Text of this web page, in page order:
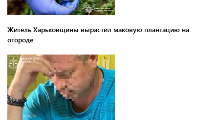
Житель Харьковщины вырастил маковую плантацию на
огороде